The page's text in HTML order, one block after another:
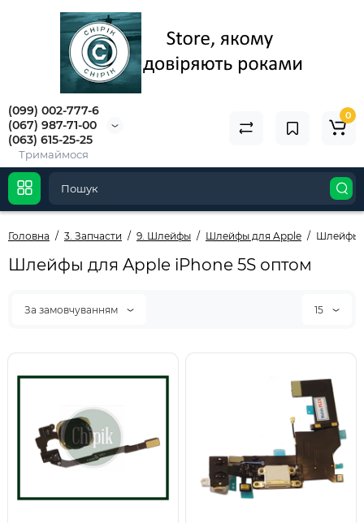
(099) 002-777-6
(067) 987-71-00
(063) 615-25-25
Тримаймося
0
Головна 3. Запчасти 9. Шлейфы Шлейфы для Apple Шлейфы
Шлейфы для Apple iPhone 5S оптом
За замовчуванням 15